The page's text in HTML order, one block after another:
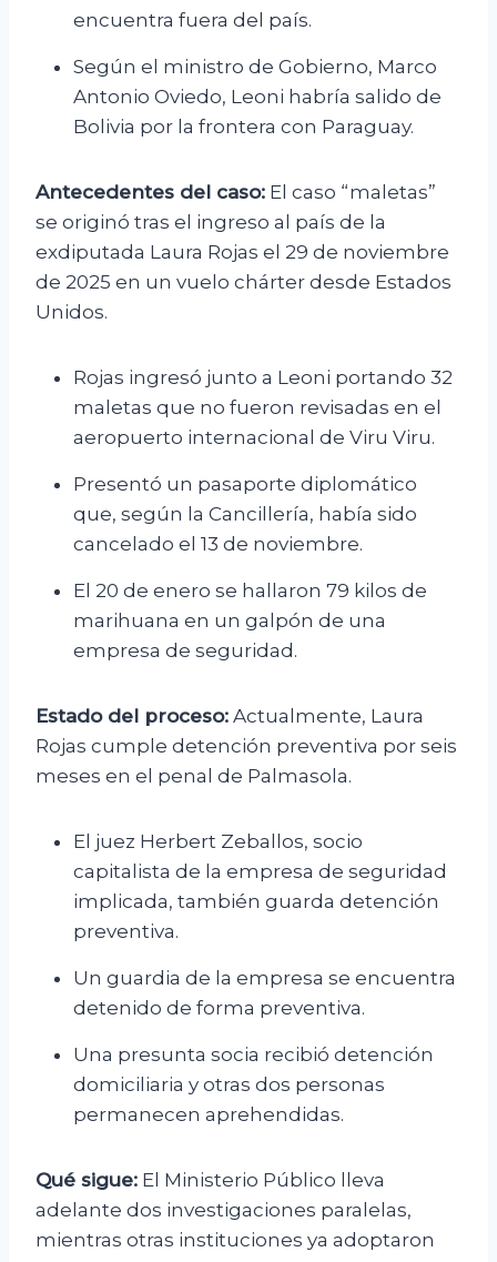
encuentra fuera del país.
Según el ministro de Gobierno, Marco
Antonio Oviedo, Leoni habría salido de
Bolivia por la frontera con Paraguay.
Antecedentes del caso: El caso “maletas”
se originó tras el ingreso al país de la
exdiputada Laura Rojas el 29 de noviembre
de 2025 en un vuelo chárter desde Estados
Unidos.
Rojas ingresó junto a Leoni portando 32
maletas que no fueron revisadas en el
aeropuerto internacional de Viru Viru.
Presentó un pasaporte diplomático
que, según la Cancillería, había sido
cancelado el 13 de noviembre.
El 20 de enero se hallaron 79 kilos de
marihuana en un galpón de una
empresa de seguridad.
Estado del proceso: Actualmente, Laura
Rojas cumple detención preventiva por seis
meses en el penal de Palmasola.
El juez Herbert Zeballos, socio
capitalista de la empresa de seguridad
implicada, también guarda detención
preventiva.
Un guardia de la empresa se encuentra
detenido de forma preventiva.
Una presunta socia recibió detención
domiciliaria y otras dos personas
permanecen aprehendidas.
Qué sigue: El Ministerio Público lleva
adelante dos investigaciones paralelas,
mientras otras instituciones ya adoptaron